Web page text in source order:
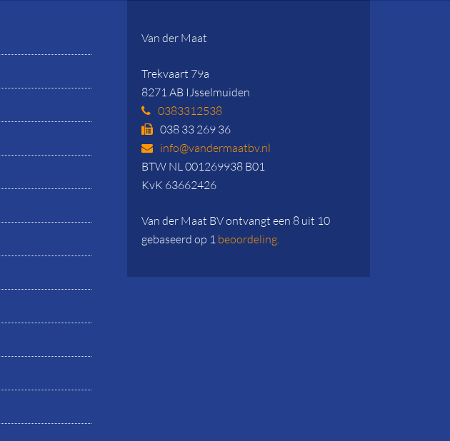
Van der Maat
Trekvaart 79a
8271 AB IJsselmuiden
0383312538
038 33 269 36
info@vandermaatbv.nl
BTW NL 001269938 B01
KvK 63662426
Van der Maat BV ontvangt een 8 uit 10
gebaseerd op 1 beoordeling.